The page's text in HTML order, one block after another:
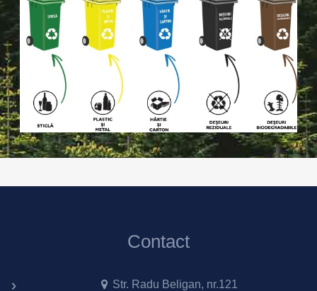
Contact
Str. Radu Beligan, nr.121